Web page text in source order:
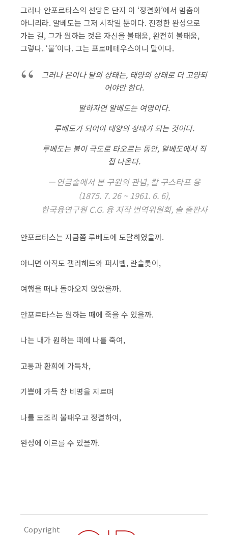
​그러나 안포르타스의 선망은 단지 이 ‘정결화’에서 멈춤이
아니리라. 알베도는 그저 시작일 뿐이다. 진정한 완성으로
가는 길, 그가 원하는 것은 자신을 불태움, 완전히 불태움,
그렇다. ‘불’이다. 그는 프로메테우스이니 말이다.
그러나 은이나 달의 상태는, 태양의 상태로 더 고양되
어야만 한다.
말하자면 알베도는 여명이다.
루베도가 되어야 태양의 상태가 되는 것이다.
루베도는 불이 극도로 타오르는 동안, 알베도에서 직
접 나온다.
연금술에서 본 구원의 관념, 칼 구스타프 융
(1875. 7. 26 ~ 1961. 6. 6),
한국융연구원 C.G. 융 저작 번역위원회, 솔 출판사
안포르타스는 지금쯤 루베도에 도달하였을까.
아니면 아직도 갤러해드와 퍼시벨, 란슬롯이,
여행을 떠나 돌아오지 않았을까.
안포르타스는 원하는 때에 죽을 수 있을까.
나는 내가 원하는 때에 나를 죽여,
고통과 환희에 가득차,
기쁨에 가득 찬 비명을 지르며
나를 모조리 불태우고 정결하여,
완성에 이르를 수 있을까.
Copyright